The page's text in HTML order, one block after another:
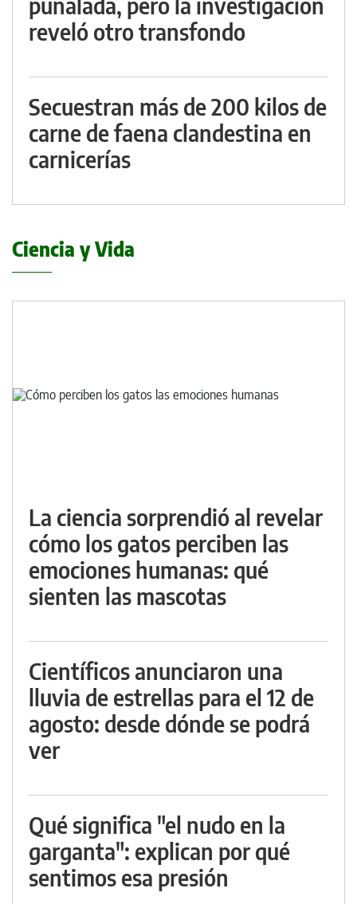
reveló otro transfondo
Secuestran más de 200 kilos de
carne de faena clandestina en
carnicerías
Ciencia y Vida
La ciencia sorprendió al revelar
cómo los gatos perciben las
emociones humanas: qué
sienten las mascotas
Científicos anunciaron una
lluvia de estrellas para el 12 de
agosto: desde dónde se podrá
ver
Qué significa "el nudo en la
garganta": explican por qué
sentimos esa presión